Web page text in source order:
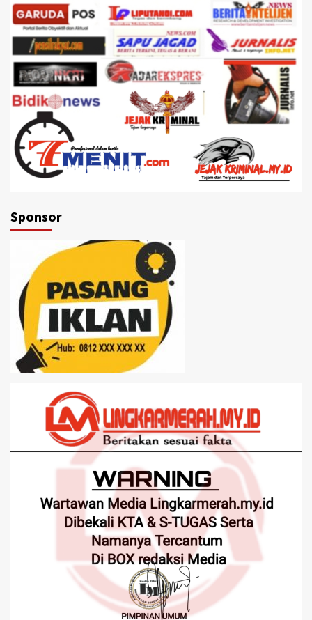
Sponsor